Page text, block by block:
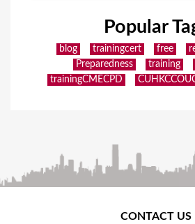
Popular
blog trainingcert free
Preparedness
training
trainingCMECPD
CONTACT US